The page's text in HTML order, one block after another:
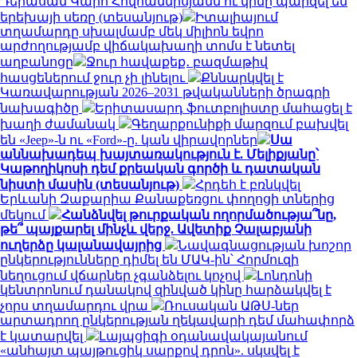
երեխայի սեռը (տեսանյութ)
Իտալիայում
տղամարդը սխալմամբ մեկ միլիոն եվրո
արժողությամբ վիճակախաղի տոմս է նետել
աղբանոցը
Ջուր հավաքեք․ բազմաթիվ
հասցեներում ջուր չի լինելու
Քննարկվել է
Կառավարության 2026–2031 թվականների ծրագրի
նախագիծը
Երիտասարդ ֆուտբոլիստը մահացել է
խաղի ժամանակ
Գեղարքունիքի մարզում բախվել
են «Jeep»-ն ու «Ford»-ը. կան վիրավորներ
Սա
աննախադեպ խայտառակություն է. Մելիքյանը՝
Կաթողիկոսի դեմ քրեական գործի և դատական
նիստի մասին (տեսանյութ)
Հրդեհ է բռնկվել
Երևանի Զաքարիա Քանաքեռցու փողոցի տներից
մեկում
Հանձնվել թուրքական ողորմածությա՞նը,
թե՞ պայքարել մինչև վերջ. Ավետիք Չալաբյանի
ուղերձը կալանավայրից
Նավագնացության խոշոր
ընկերությունները դիմել են ՄԱԿ-ին՝ Հորմուզի
նեղուցում վճարներ չգանձելու կոչով
Լոնդոնի
կենտրոնում դանակով զինված կինը հարձակվել է
չորս տղամարդու վրա
Ռուսական ԱԹՍ-ներ
արտադրող ընկերության ղեկավարի դեմ մահափորձ
է կատարվել
Լայպցիգի օդանավակայանում
«անհայտ պայթուցիկ սարքով դրոն». սկսվել է